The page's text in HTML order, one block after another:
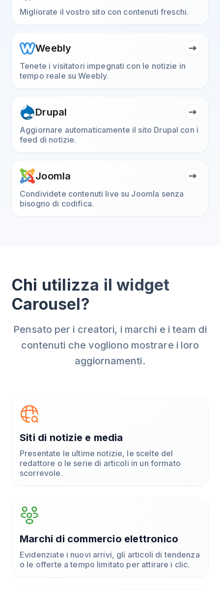
Migliorate il vostro sito con contenuti freschi.
Weebly
Tenete i visitatori impegnati con le notizie in
tempo reale su Weebly.
Drupal
Aggiornare automaticamente il sito Drupal con i
feed di notizie.
Joomla
Condividete contenuti live su Joomla senza
bisogno di codifica.
Chi utilizza il widget
Carousel?
Pensato per i creatori, i marchi e i team di
contenuti che vogliono mostrare i loro
aggiornamenti.
Siti di notizie e media
Presentate le ultime notizie, le scelte del
redattore o le serie di articoli in un formato
scorrevole.
Marchi di commercio elettronico
Evidenziate i nuovi arrivi, gli articoli di tendenza
o le offerte a tempo limitato per attirare i clic.